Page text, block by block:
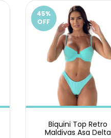
45%
OFF
Biquini Top Retro
Maldivas Asa Delta